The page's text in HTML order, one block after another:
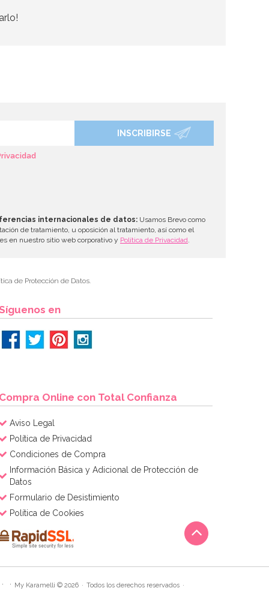
INSCRIBIRSE
internacionales de datos: Usamos Brevo como
de tratamiento, u oposición al tratamiento, así como el
en nuestro sitio web corporativo y Política de Privacidad
de Protección de Datos.
en
Compra Online con Total Confianza
Aviso Legal
Política de Privacidad
Condiciones de Compra
Información Básica y Adicional de Protección de
Datos
Formulario de Desistimiento
Política de Cookies
My Karamelli © 2026 Todos los derechos reservados